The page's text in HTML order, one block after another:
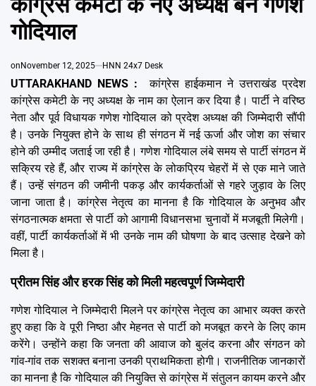
गोदियाल
on November 12, 2025 HNN 24x7 Desk
UTTARAKHAND NEWS :
कांग्रेस हाईकमान ने उत्तराखंड प्रदेश
कांग्रेस कमेटी के नए अध्यक्ष के नाम का ऐलान कर दिया है। पार्टी ने वरिष्ठ
नेता और पूर्व विधायक गणेश गोदियाल को प्रदेश अध्यक्ष की जिम्मेदारी सौंपी
है। उनके नियुक्त होने के साथ ही संगठन में नई ऊर्जा और जोश का संचार
होने की उम्मीद जताई जा रही है। गणेश गोदियाल लंबे समय से पार्टी संगठन में
सक्रिय रहे हैं, और राज्य में कांग्रेस के लोकप्रिय चेहरों में से एक माने जाते
हैं। उन्हें संगठन की जमीनी पकड़ और कार्यकर्ताओं से गहरे जुड़ाव के लिए
जाना जाता है। कांग्रेस नेतृत्व का मानना है कि गोदियाल के अनुभव और
संगठनात्मक क्षमता से पार्टी को आगामी विधानसभा चुनावों में मजबूती मिलेगी।
वहीं, पार्टी कार्यकर्ताओं में भी उनके नाम की घोषणा के बाद उत्साह देखने को
मिला है।
प्रीतम सिंह और हरक सिंह को मिली महत्वपूर्ण जिम्मेदारी
गणेश गोदियाल ने जिम्मेदारी मिलने पर कांग्रेस नेतृत्व का आभार व्यक्त करते
हुए कहा कि वे पूरी निष्ठा और मेहनत से पार्टी को मजबूत करने के लिए काम
करेंगे। उन्होंने कहा कि जनता की आवाज को बुलंद करना और संगठन को
गांव-गांव तक सशक्त बनाना उनकी प्राथमिकता होगी। राजनीतिक जानकारों
का मानना है कि गोदियाल की नियुक्ति से कांग्रेस में संतुलन कायम करने और